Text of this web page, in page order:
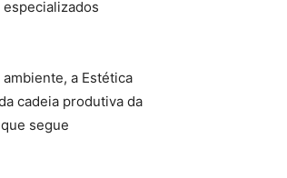
a Estética
cadeia produtiva da
segue